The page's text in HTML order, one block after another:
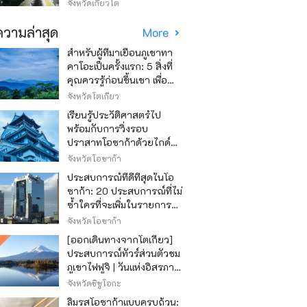
จังหวัดเกียวโต
ามล่าสุด More
สำหรับผู้ที่มาเยือนภูเขาทา
คาโอะเป็นครั้งแรก: 5 สิ่งที่
คุณควรรู้ก่อนขึ้นเขา เพื่อ
ให้การปีนเขาเป็นไปอย่าง
สนุกสนาน
จังหวัดโตเกียว
เรียนรู้ประวัติศาสตร์ไป
พร้อมกับการวิ่งรอบ
ปราสาทโอซาก้าด้วยไกด์
เสียง "วิ่ง วิ่ง เรียนรู้"
จังหวัดโอซาก้า
ประสบการณ์ที่ดีที่สุดในโอ
ซาก้า: 20 ประสบการณ์ที่ไม่
ซ้ำใครที่จะเพิ่มในรายการสิ่ง
ที่อยากทำในการเดินทาง
ของคุณ
จังหวัดโอซาก้า
[ออกเดินทางจากโตเกียว]
ประสบการณ์ทัวร์ส่วนตัวชม
ภูเขาไฟฟูจิ | วันแห่งอิสรภาพ
สุดหรู
จังหวัดชิซูโอกะ
ลิ้มรสโอซาก้าแบบครบถ้วน: